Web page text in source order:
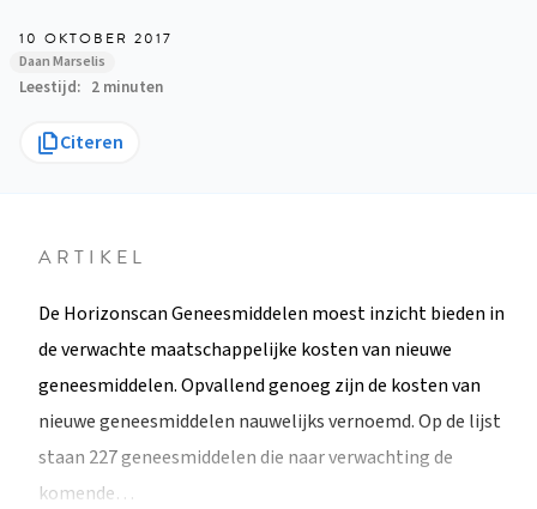
10 OKTOBER 2017
Daan Marselis
Leestijd 2 minuten
Citeren
ARTIKEL
De Horizonscan Geneesmiddelen moest inzicht bieden in
de verwachte maatschappelijke kosten van nieuwe
geneesmiddelen. Opvallend genoeg zijn de kosten van
nieuwe geneesmiddelen nauwelijks vernoemd. Op de lijst
staan 227 geneesmiddelen die naar verwachting de
komende…